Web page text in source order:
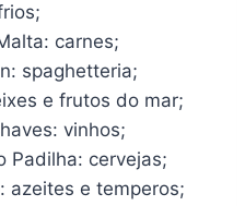
carnes;
spaghetteria;
e frutos do mar;
vinhos;
Padilha: cervejas;
azeites e temperos;